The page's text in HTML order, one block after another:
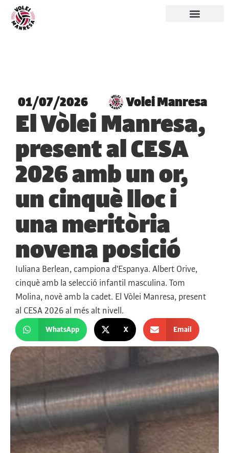
01/07/2026 Volei Manresa
El Vòlei Manresa,
present al CESA
2026 amb un or,
un cinquè lloc i
una meritòria
novena posició
Iuliana Berlean, campiona d'Espanya. Albert Orive,
cinquè amb la selecció infantil masculina. Tom
Molina, novè amb la cadet. El Vòlei Manresa, present
al CESA 2026 al més alt nivell.
WhatsApp X Email